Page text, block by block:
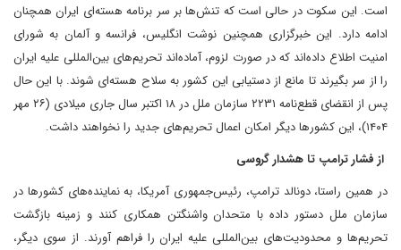
است. این سکوت در حالی است که تنش‌ها بر سر برنامه هسته‌ای ایران همچنان
ادامه دارد. این خبرگزاری همچنین نوشت انگلیس، فرانسه و آلمان به شورای
امنیت اطلاع داده‌اند که در صورت لزوم، آماده‌اند تحریم‌های بین‌المللی علیه ایران
را از سر بگیرند تا مانع از دستیابی این کشور به سلاح هسته‌ای شوند. با این حال‌
پس از انقضای قطع‌نامه ۲۲۳۱ سازمان ملل در ۱۸ اکتبر سال جاری میلادی (۲۶ مهر
۱۴۰۴)، این کشورها دیگر امکان اعمال تحریم‌های جدید را نخواهند داشت.
از فشار ترامپ تا هشدار گروسی
در همین راستا، دونالد ترامپ، رئیس‌جمهوری آمریکا، به نماینده‌های کشورها در
سازمان ملل دستور داده‌ با متحدان واشنگتن همکاری کنند و زمینه بازگشت
تحریم‌ها و محدودیت‌های بین‌المللی علیه ایران را فراهم آورند. از سوی دیگر،